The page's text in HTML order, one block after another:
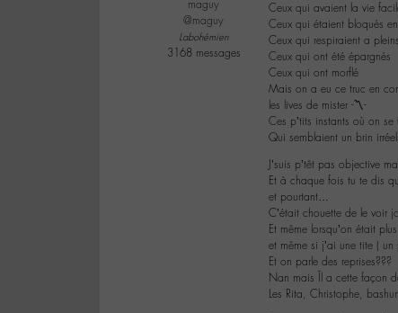
maguy
@maguy
Labohémien
3168 messages
Ceux qui avaient la vie
Ceux qui étaient bloqués
Ceux qui respiraient a
Ceux qui ont été épargnés
Ceux qui ont morflé
Mais on a eu ce truc en
les lives de mister -〽️-
Ces p’tits instants où on se
Qui semblaient un brin
J’suis p’têt pas objective
Et à chaque fois tu te dis
et pourtant…
C’était chouette de le voir
Et même lorsqu’on était
et même si j’ai une tite (
Et on parle des reprises???
Nan mais Îl a cette façon
Les Rita, Christophe,